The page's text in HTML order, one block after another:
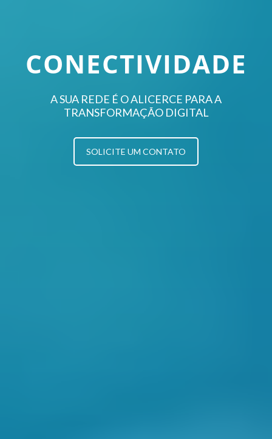
CONECTIVIDADE
A SUA REDE É O ALICERCE PARA A
TRANSFORMAÇÃO DIGITAL
SOLICITE UM CONTATO